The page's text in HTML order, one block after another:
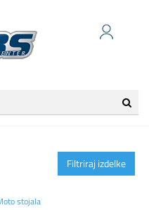
Filtriraj izdelke
stojala